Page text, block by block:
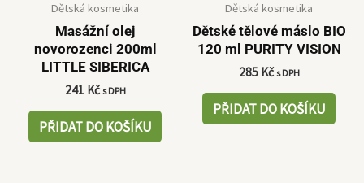
Dětská kosmetika
Masážní olej
novorozenci 200ml
LITTLE SIBERICA
241 Kč s DPH
PŘIDAT DO KOŠÍKU
Dětská kosmetika
Dětské tělové máslo BIO
120 ml PURITY VISION
285 Kč s DPH
PŘIDAT DO KOŠÍKU